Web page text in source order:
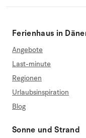
Ferienhaus in
Angebote
Last-minute
Regionen
Urlaubsinspiration
Blog
Sonne und Strand